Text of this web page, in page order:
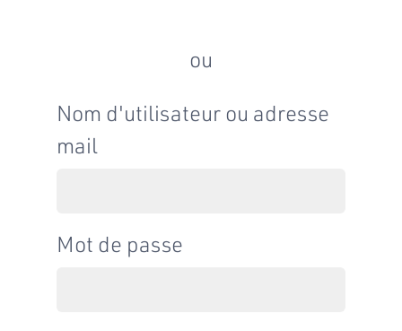
ou
Nom d'utilisateur ou adresse
mail
Mot de passe